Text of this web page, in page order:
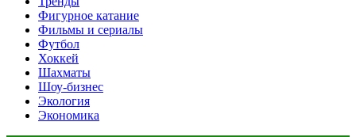
Фигурное катание
Фильмы и сериалы
Футбол
Хоккей
Шахматы
Шоу-бизнес
Экология
Экономика